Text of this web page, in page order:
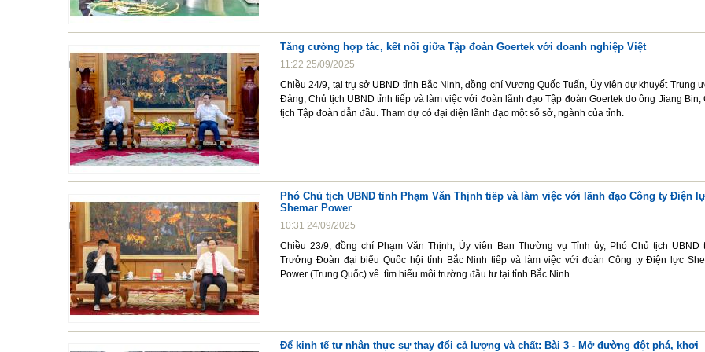
Tăng cường hợp tác, kết nối giữa Tập đoàn Goertek với doanh nghiệp Việt
11:22 25/09/2025
Chiều 24/9, tại trụ sở UBND tỉnh Bắc Ninh, đồng chí Vương Quốc Tuấn, Ủy viên dự khuyết Trung
Đảng, Chủ tịch UBND tỉnh tiếp và làm việc với đoàn lãnh đạo Tập đoàn Goertek do ông Jiang Bin,
tịch Tập đoàn dẫn đầu. Tham dự có đại diện lãnh đạo một số sở, ngành của tỉnh.
Phó Chủ tịch UBND tỉnh Phạm Văn Thịnh tiếp và làm việc với lãnh đạo Công ty Điện
Shemar Power
10:31 24/09/2025
Chiều 23/9, đồng chí Phạm Văn Thịnh, Ủy viên Ban Thường vụ Tỉnh ủy, Phó Chủ tịch UBND
Trưởng Đoàn đại biểu Quốc hội tỉnh Bắc Ninh tiếp và làm việc với đoàn Công ty Điện lực
Power (Trung Quốc) về tìm hiểu môi trường đầu tư tại tỉnh Bắc Ninh.
Để kinh tế tư nhân thực sự thay đổi cả lượng và chất: Bài 3 - Mở đường đột phá, khơi